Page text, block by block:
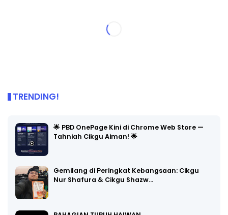
TRENDING!
🌟 PBD OnePage Kini di Chrome Web Store —
Tahniah Cikgu Aiman! 🌟
Gemilang di Peringkat Kebangsaan: Cikgu
Nur Shafura & Cikgu Shazw…